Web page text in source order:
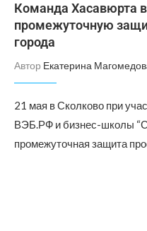
Команда Хасавюрта
промежуточную
города
Автор Екатерина
21 мая в Сколково при
ВЭБ.РФ и бизнес-школы
промежуточная защита